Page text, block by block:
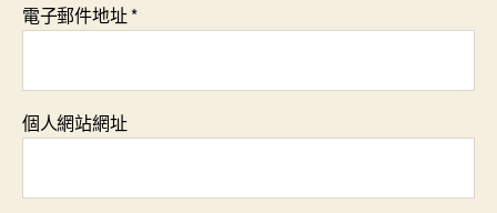
電子郵件地址*
個人網站網址